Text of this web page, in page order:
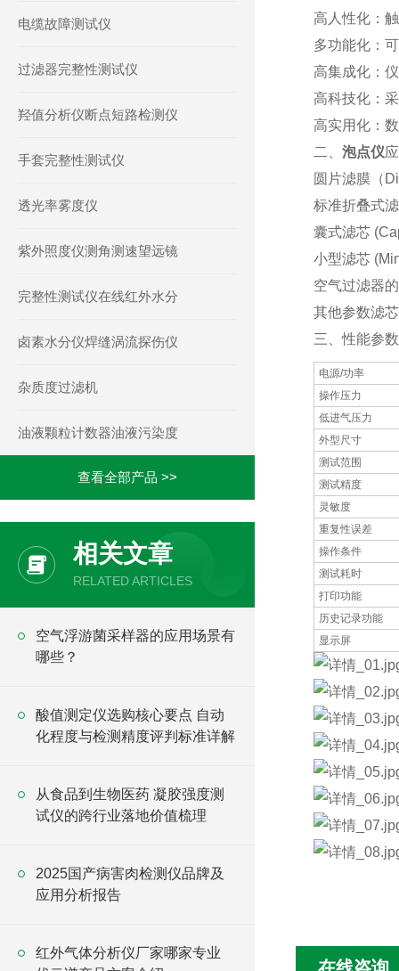
高人性化：
多功能化：
高集成化：
高科技化：
高实用化：
二、 泡点仪
圆片滤膜（
标准折叠式
囊式滤芯
小型滤芯
空气过滤器
其他参数滤芯
三、性能参数
电源/功率
操作压力
低进气压力
外型尺寸
测试范围
测试精度
灵敏度
重复性误差
操作条件
测试耗时
打印功能
历史记录功能
显示屏
电缆故障测试仪
过滤器完整性测试仪
羟值分析仪断点短路检测仪
手套完整性测试仪
透光率雾度仪
紫外照度仪测角测速望远镜
完整性测试仪在线红外水分
卤素水分仪焊缝涡流探伤仪
杂质度过滤机
油液颗粒计数器油液污染度
查看全部产品 >>
相关文章
RELATED ARTICLES
空气浮游菌采样器的应用场景有
哪些？
酸值测定仪选购核心要点 自动
化程度与检测精度评判标准详解
从食品到生物医药 凝胶强度测
试仪的跨行业落地价值梳理
2025国产病害肉检测仪品牌及
应用分析报告
红外气体分析仪厂家哪家专业